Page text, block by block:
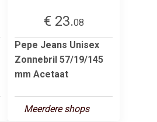
€ 23.08
Pepe Jeans Unisex
Zonnebril 57/19/145
mm Acetaat
Meerdere shops